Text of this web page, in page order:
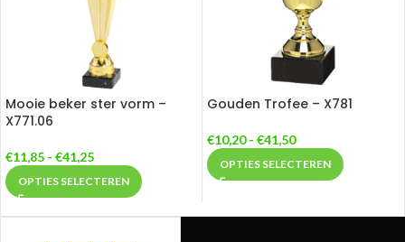
Mooie beker ster vorm –
X771.06
€11,85 - €41,25
OPTIES SELECTEREN
Gouden Trofee – X781
€10,20 - €41,50
OPTIES SELECTEREN